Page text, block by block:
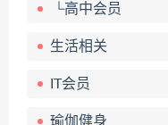
└高中会员
生活相关
IT会员
瑜伽健身